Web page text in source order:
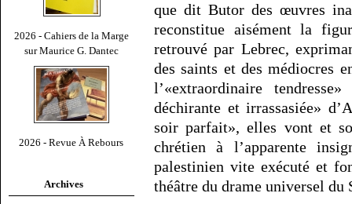
2026 - Cahiers de la Marge
sur Maurice G. Dantec
2026 - Revue À Rebours
Archives
que dit Butor des œuvres
reconstitue aisément la
retrouvé par Lebrec,
des saints et des médiocres
l’«extraordinaire
déchirante et irrassasiée»
soir parfait», elles vont et
chrétien à l’apparente
palestinien vite exécuté et
théâtre du drame universel du